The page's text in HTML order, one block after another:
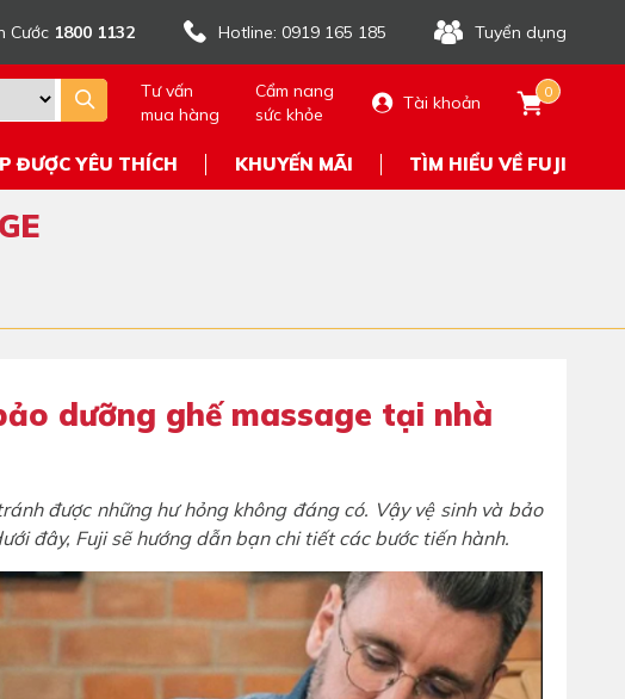
Cước 1800 1132 Hotline: 0919 165 185 Tuyển dụng
Tư vấn
mua hàng
Cẩm nang
sức khỏe
Tài khoản
0
ĐƯỢC YÊU THÍCH KHUYẾN MÃI TÌM HIỂU VỀ FUJI
dưỡng ghế massage tại nhà
được những hư hỏng không đáng có. Vậy vệ sinh và bảo
đây, Fuji sẽ hướng dẫn bạn chi tiết các bước tiến hành.